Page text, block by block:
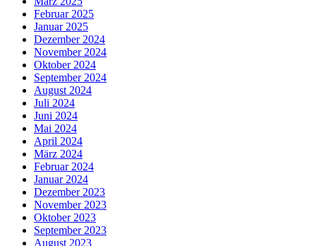
Februar 2025
Januar 2025
Dezember 2024
November 2024
Oktober 2024
September 2024
August 2024
Juli 2024
Juni 2024
Mai 2024
April 2024
März 2024
Februar 2024
Januar 2024
Dezember 2023
November 2023
Oktober 2023
September 2023
August 2023